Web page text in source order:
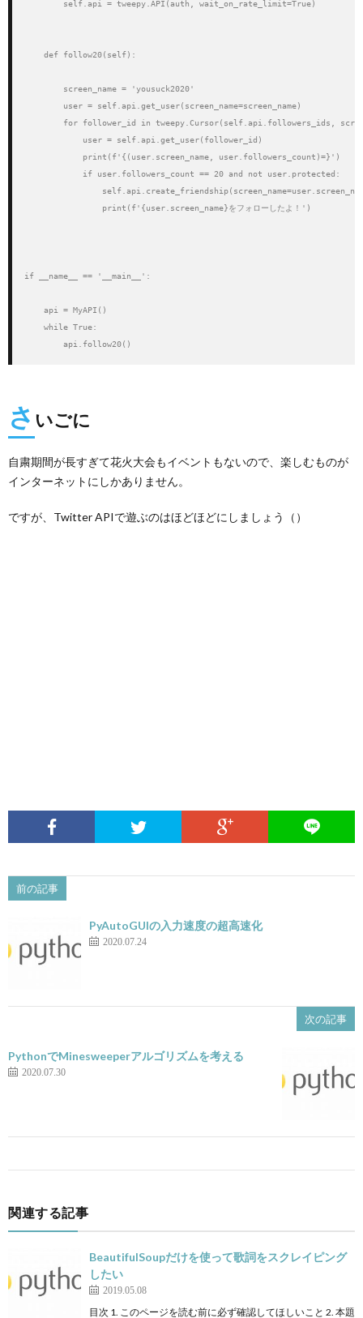
        self.api = tweepy.API(auth, wait_on_rate_limit=True)
    def follow20(self):
        screen_name = 'yousuck2020'
        user = self.api.get_user(screen_name=screen_name)
for follower_id in tweepy.Cursor(self.api.followers_ids,
            user = self.api.get_user(follower_id)
            print(f'{(user.screen_name, user.followers_count)=}')
            if user.followers_count == 20 and not user.protected:
                print(f'{user.screen_name}をフォローしたよ！')
if __name__ == '__main__':
    api = MyAPI()
    while True:
        api.follow20()
さ いごに
自粛期間が長すぎて花火大会もイベントもないので、楽しむものが
インターネットにしかありません。
ですが、Twitter APIで遊ぶのはほどほどにしましょう（）
前の記事
PyAutoGUIの入力速度の超高速化
2020.07.24
次の記事
PythonでMinesweeperアルゴリズムを考える
2020.07.30
関連する記事
BeautifulSoupだけを使って歌詞をスクレイピング
したい
2019.05.08
目次 1. このページを読む前に必ず確認してほしいこと 2. 本題